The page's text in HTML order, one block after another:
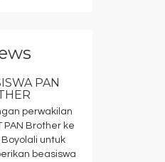
PAN
perwakilan
PAN Brother ke
Boyolali untuk
beasiswa